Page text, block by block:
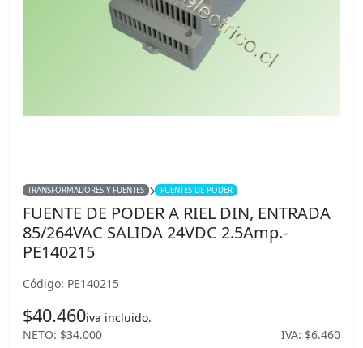
TRANSFORMADORES Y FUENTES FUENTES DE PODER
FUENTE DE PODER A RIEL DIN, ENTRADA
85/264VAC SALIDA 24VDC 2.5Amp.-
PE140215
Código: PE140215
$40.460iva incluido.
NETO: $34.000
IVA: $6.460